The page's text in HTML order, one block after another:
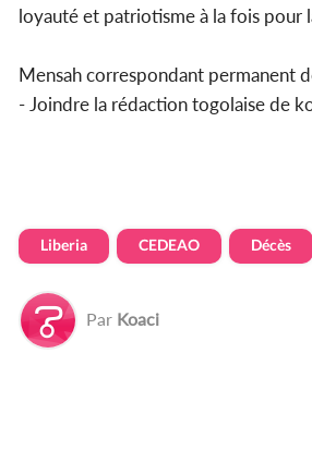
loyauté et patriotisme à la fois pour
Mensah correspondant permanent
- Joindre la rédaction togolaise de
Liberia CEDEAO Décès
Par Koaci